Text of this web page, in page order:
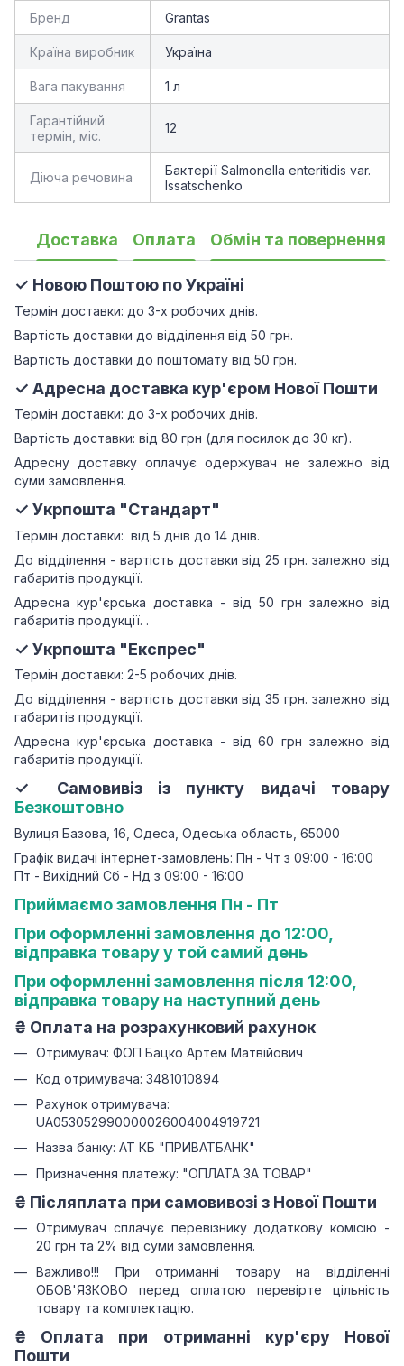
Бренд Grantas
Країна виробник Україна
Вага пакування 1 л
Гарантійний
термін, міс.
12
Діюча речовина
Бактерії Salmonella enteritidis var.
Issatschenko
Доставка Оплата Обмін та повернення
✓ Новою Поштою по Україні
Термін доставки: до 3-х робочих днів.
Вартість доставки до відділення від 50 грн.
Вартість доставки до поштомату від 50 грн.
✓ Адресна доставка кур'єром Нової Пошти
Термін доставки: до 3-х робочих днів.
Вартість доставки: від 80 грн (для посилок до 30 кг).
Адресну доставку оплачує одержувач не залежно від
суми замовлення.
✓ Укрпошта "Стандарт"
Термін доставки: від 5 днів до 14 днів.
До відділення - вартість доставки від 25 грн.залежно від
габаритів продукції.
Адресна кур'єрська доставка - від 50 грн залежно від
габаритів продукції. .
✓ Укрпошта "Експрес"
Термін доставки: 2-5 робочих днів.
До відділення - вартість доставки від 35 грн.залежно від
габаритів продукції.
Адресна кур'єрська доставка - від 60 грн залежно від
габаритів продукції.
✓ Самовивіз із пункту видачі товару
Безкоштовно
Вулиця Базова, 16, Одеса, Одеська область, 65000
Графік видачі інтернет-замовлень: Пн - Чт з 09:00 - 16:00
Пт - Вихідний Сб - Нд з 09:00 - 16:00
Приймаємо замовлення Пн - Пт
При оформленні замовлення до 12:00,
відправка товару у той самий день
При оформленні замовлення після 12:00,
відправка товару на наступний день
₴ Оплата на розрахунковий рахунок
Отримувач: ФОП Бацко Артем Матвійович
Код отримувача: 3481010894
Рахунок отримувача:
UA053052990000026004004919721
Назва банку: АТ КБ "ПРИВАТБАНК"
Призначення платежу: "ОПЛАТА ЗА ТОВАР"
₴ Післяплата при самовивозі з Нової Пошти
Отримувач сплачує перевізнику додаткову комісію -
20 грн та 2% від суми замовлення.
Важливо!!! При отриманні товару на відділенні
ОБОВ'ЯЗКОВО перед оплатою перевірте цільність
товару та комплектацію.
₴ Оплата при отриманні кур'єру Нової
Пошти